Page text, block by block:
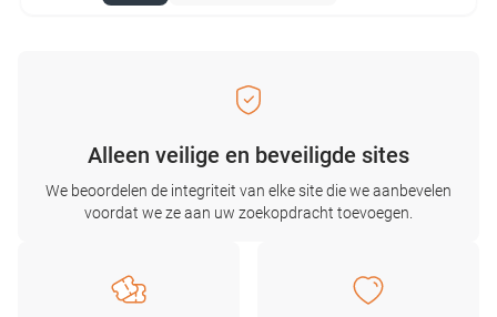
Alleen veilige en beveiligde sites
We beoordelen de integriteit van elke site die we aanbevelen
voordat we ze aan uw zoekopdracht toevoegen.